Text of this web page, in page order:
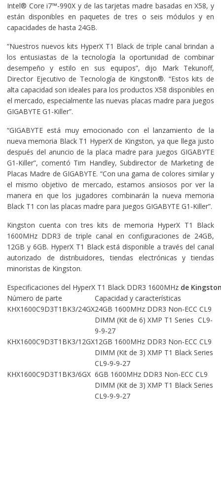
Intel® Core i7™-990X y de las tarjetas madre basadas en X58, y
están disponibles en paquetes de tres o seis módulos y en
capacidades de hasta 24GB.
“Nuestros nuevos kits HyperX T1 Black de triple canal brindan a
los entusiastas de la tecnología la oportunidad de combinar
desempeño y estilo en sus equipos”, dijo Mark Tekunoff,
Director Ejecutivo de Tecnología de Kingston®. “Estos kits de
alta capacidad son ideales para los productos X58 disponibles en
el mercado, especialmente las nuevas placas madre para juegos
GIGABYTE G1-Killer”.
“GIGABYTE está muy emocionado con el lanzamiento de la
nueva memoria Black T1 HyperX de Kingston, ya que llega justo
después del anuncio de la placa madre para juegos GIGABYTE
G1-Killer”, comentó Tim Handley, Subdirector de Marketing de
Placas Madre de GIGABYTE. “Con una gama de colores similar y
el mismo objetivo de mercado, estamos ansiosos por ver la
manera en que los jugadores combinarán la nueva memoria
Black T1 con las placas madre para juegos GIGABYTE G1-Killer”.
Kingston cuenta con tres kits de memoria HyperX T1 Black
1600MHz DDR3 de triple canal en configuraciones de 24GB,
12GB y 6GB. HyperX T1 Black está disponible a través del canal
autorizado de distribuidores, tiendas electrónicas y tiendas
minoristas de Kingston.
Especificaciones del HyperX T1 Black DDR3 1600MHzde
Número de parte
Capacidad y características
KHX1600C9D3T1BK3/24GX24GB 1600MHz DDR3 Non-ECC CL9
DIMM (Kit de 6) XMP T1 Series CL9-
9-9-27
KHX1600C9D3T1BK3/12GX12GB 1600MHz DDR3 Non-ECC CL9
DIMM (Kit de 3) XMP T1 Black Series
CL9-9-9-27
KHX1600C9D3T1BK3/6GX 6GB 1600MHz DDR3 Non-ECC CL9
DIMM (Kit de 3) XMP T1 Black Series
CL9-9-9-27